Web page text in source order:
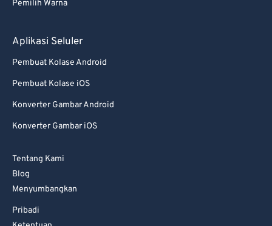
Pemilih Warna
Aplikasi Seluler
Pembuat Kolase Android
Pembuat Kolase iOS
Konverter Gambar Android
Konverter Gambar iOS
Tentang Kami
Blog
Menyumbangkan
Pribadi